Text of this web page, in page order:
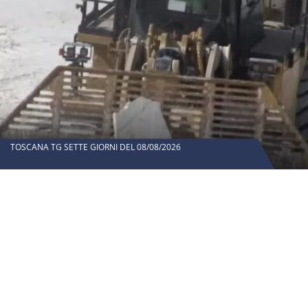
TOSCANA TG SETTE GIORNI DEL 08/08/2026